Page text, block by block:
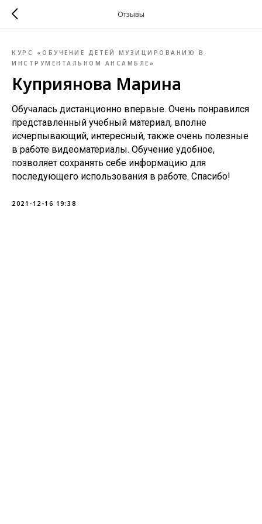
Отзывы
КУРС «ОБУЧЕНИЕ ДЕТЕЙ МУЗИЦИРОВАНИЮ В
ИНСТРУМЕНТАЛЬНОМ АНСАМБЛЕ»
Куприянова Марина
Обучалась дистанционно впервые. Очень понравился
представленный учебный материал, вполне
исчерпывающий, интересный, также очень полезные
в работе видеоматериалы. Обучение удобное,
позволяет сохранять себе информацию для
последующего использования в работе. Спасибо!
2021-12-16 19:38